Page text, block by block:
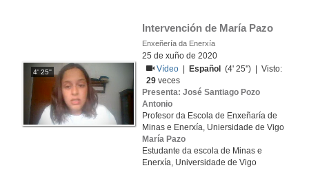
4' 25''
Intervención de María Pazo
Enxeñería da Enerxía
25 de xuño de 2020
Vídeo
Español
(4' 25'') | Visto:
29 veces
Presenta: José Santiago Pozo
Antonio
Profesor da Escola de Enxeñaría de
Minas e Enerxía, Uniersidade de Vigo
María Pazo
Estudante da escola de Minas e
Enerxía, Universidade de Vigo